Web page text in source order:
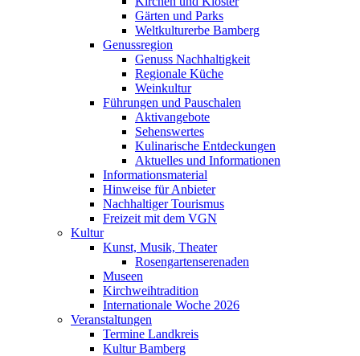
Gärten und Parks
Weltkulturerbe Bamberg
Genussregion
Genuss Nachhaltigkeit
Regionale Küche
Weinkultur
Führungen und Pauschalen
Aktivangebote
Sehenswertes
Kulinarische Entdeckungen
Aktuelles und Informationen
Informationsmaterial
Hinweise für Anbieter
Nachhaltiger Tourismus
Freizeit mit dem VGN
Kultur
Kunst, Musik, Theater
Rosengartenserenaden
Museen
Kirchweihtradition
Internationale Woche 2026
Veranstaltungen
Termine Landkreis
Kultur Bamberg